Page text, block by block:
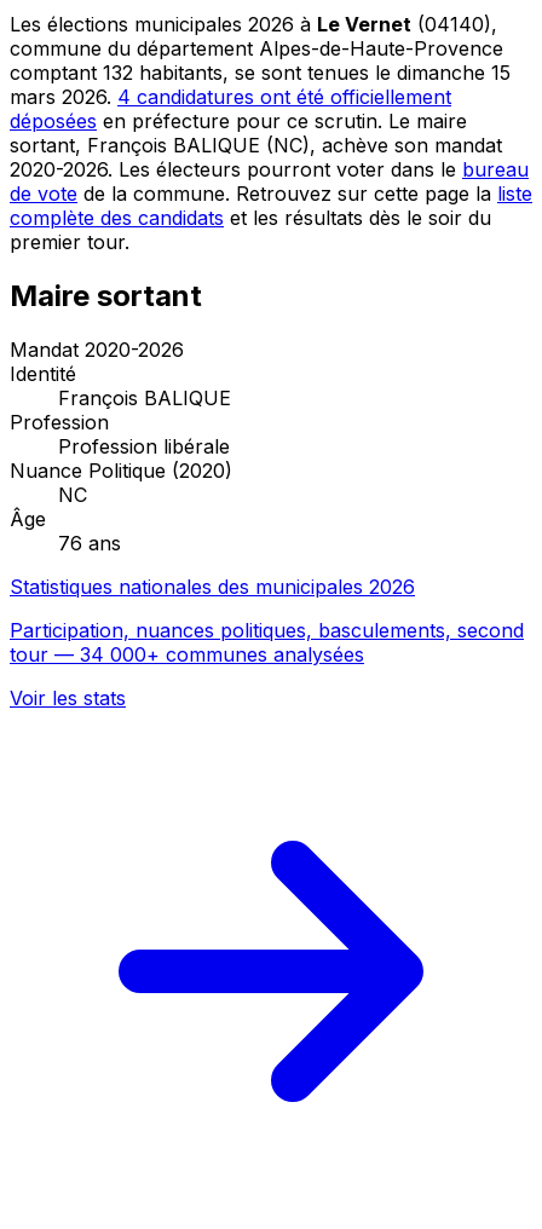
Les élections municipales 2026 à Le Vernet (04140),
commune du département Alpes-de-Haute-Provence
comptant 132 habitants, se sont tenues le dimanche 15
mars 2026. 4 candidatures ont été officiellement
déposées en préfecture pour ce scrutin. Le maire
sortant, François BALIQUE (NC), achève son mandat
2020-2026. Les électeurs pourront voter dans le bureau
de vote de la commune. Retrouvez sur cette page la liste
complète des candidats et les résultats dès le soir du
premier tour.
Maire sortant
Mandat 2020-2026
Identité
François BALIQUE
Profession
Profession libérale
Nuance Politique (2020)
NC
Âge
76 ans
Statistiques nationales des municipales 2026
Participation, nuances politiques, basculements, second
tour — 34 000+ communes analysées
Voir les stats